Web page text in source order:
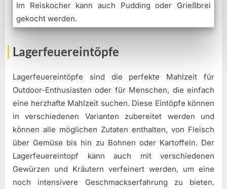
Im Reiskocher kann auch Pudding oder Grießbrei
gekocht werden.
Lagerfeuereintöpfe
Lagerfeuereintöpfe sind die perfekte Mahlzeit für
Outdoor-Enthusiasten oder für Menschen, die einfach
eine herzhafte Mahlzeit suchen. Diese Eintöpfe können
in verschiedenen Varianten zubereitet werden und
können alle möglichen Zutaten enthalten, von Fleisch
über Gemüse bis hin zu Bohnen oder Kartoffeln. Der
Lagerfeuereintopf kann auch mit verschiedenen
Gewürzen und Kräutern verfeinert werden, um eine
noch intensivere Geschmackserfahrung zu bieten.